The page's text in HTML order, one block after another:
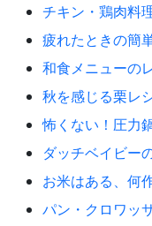
チキン・鶏肉料
疲れたときの簡
和食メニューの
秋を感じる栗レ
怖くない！圧力
ダッチベイビー
お米はある、何
パン・クロワッ